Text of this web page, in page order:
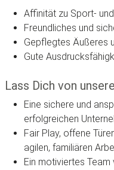
Affinität zu Sport-
Freundliches und
Gepflegtes Äußeres
Gute
Lass Dich von
Eine sichere und
erfolgreichen
Fair Play, offene
agilen, familiären
Ein motiviertes Team